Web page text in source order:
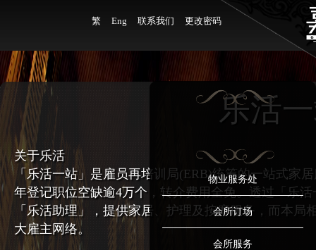
繁 Eng 联系我们 更改密码
物业服务处
会所订场
会所服务
乐活
关于乐活
「乐活一站」是雇员再培训局(ERB)统筹的一站式家
年登记职位空缺逾4万个，转介费用全免。透过「乐
「乐活助理」，提供家居、护理及按摩服务，而本
大雇主网络。